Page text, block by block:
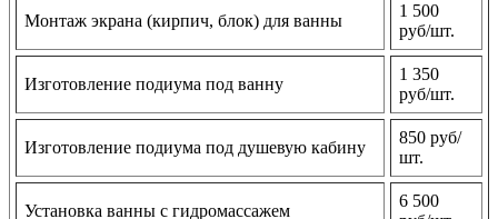
Монтаж экрана (кирпич, блок) для ванны
1 500
руб/шт.
Изготовление подиума под ванну
1 350
руб/шт.
Изготовление подиума под душевую кабину
850 руб/
шт.
Установка ванны с гидромассажем
6 500